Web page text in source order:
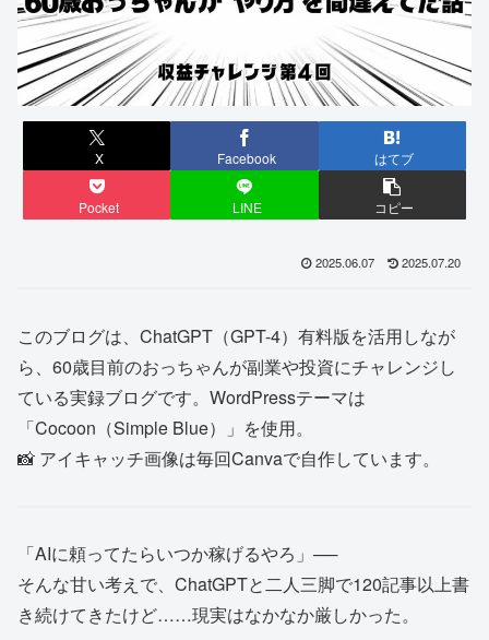
X Facebook はてブ
Pocket LINE コピー
2025.06.07 2025.07.20
このブログは、ChatGPT（GPT-4）有料版を活用しなが
ら、60歳目前のおっちゃんが副業や投資にチャレンジし
ている実録ブログです。WordPressテーマは
「Cocoon（Simple Blue）」を使用。
📸 アイキャッチ画像は毎回Canvaで自作しています。
「AIに頼ってたらいつか稼げるやろ」──
そんな甘い考えで、ChatGPTと二人三脚で120記事以上書
き続けてきたけど……現実はなかなか厳しかった。